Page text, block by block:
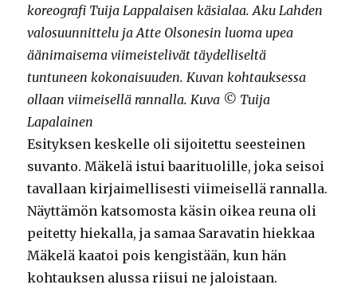
koreografi Tuija Lappalaisen käsialaa. Aku Lahden
valosuunnittelu ja Atte Olsonesin luoma upea
äänimaisema viimeistelivät täydelliseltä
tuntuneen kokonaisuuden. Kuvan kohtauksessa
ollaan viimeisellä rannalla. Kuva © Tuija
Lapalainen
Esityksen keskelle oli sijoitettu seesteinen
suvanto. Mäkelä istui baarituolille, joka seisoi
tavallaan kirjaimellisesti viimeisellä rannalla.
Näyttämön katsomosta käsin oikea reuna oli
peitetty hiekalla, ja samaa Saravatin hiekkaa
Mäkelä kaatoi pois kengistään, kun hän
kohtauksen alussa riisui ne jaloistaan.